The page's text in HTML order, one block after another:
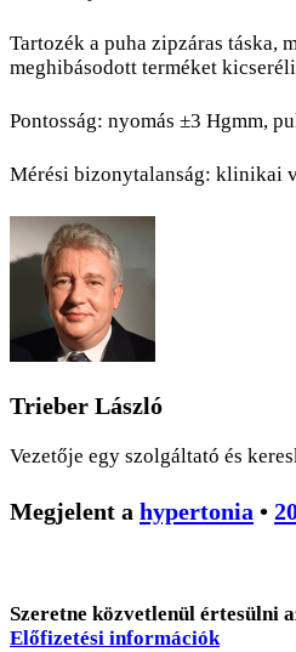
Tartozék a puha zipzáras táska,
meghibásodott terméket
Pontosság: nyomás ±3 Hgmm,
Mérési bizonytalanság: klinikai
Trieber László
Vezetője egy szolgáltató és
Megjelent a hypertonia •
Szeretne közvetlenül értesülni
Előfizetési információk